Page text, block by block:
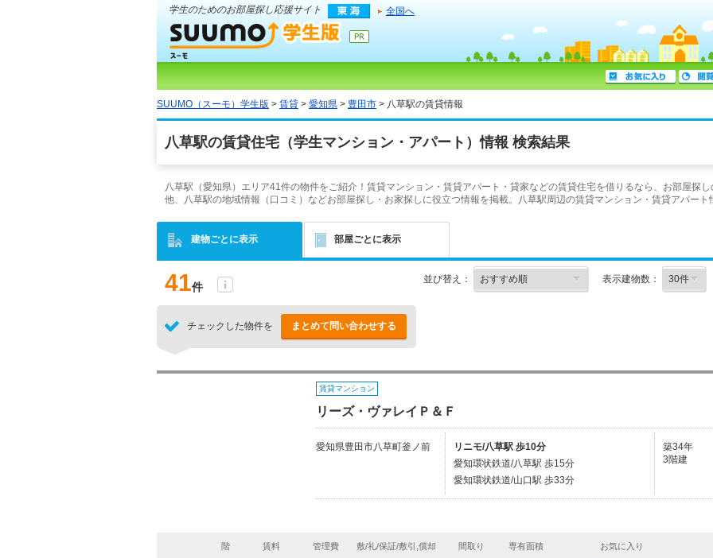
学生のためのお部屋探し応援サイト 全国へ
SUUMO（スーモ）学生版 > 賃貸 > 愛知県 > 豊田市 > 八草駅の賃貸情報
八草駅の賃貸住宅（学生マンション・アパート）情報 検索結果
八草駅（愛知県）エリア41件の物件をご紹介！賃貸マンション・賃貸アパート・貸家などの賃貸住宅を借りるなら、お部屋探
他、八草駅の地域情報（口コミ）などお部屋探し・お家探しに役立つ情報を掲載。八草駅周辺の賃貸マンション・賃貸アパート
建物ごとに表示 部屋ごとに表示
41件
並び替え： 表示建物数：
チェックした物件を まとめて問い合わせする
賃貸マンション
リーズ・ヴァレイＰ＆Ｆ
愛知県豊田市八草町釜ノ前
リニモ/八草駅 歩10分
愛知環状鉄道/八草駅 歩15分
愛知環状鉄道/山口駅 歩33分
築34年
3階建
階 賃料 管理費 敷/礼/保証/敷引,償却 間取り 専有面積 お気に入り